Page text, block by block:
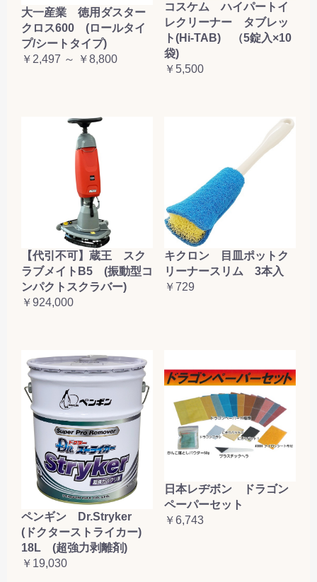
大一産業 徳用ダスター
クロス600 (ロールタイ
プ/シートタイプ)
￥2,497 ～ ￥8,800
コスケム ハイパートイ
レクリーナー タブレッ
ト(Hi-TAB) （5錠入×10
袋)
￥5,500
【代引不可】蔵王 スク
ラブメイトB5 (振動型コ
ンパクトスクラバー)
￥924,000
キクロン 目皿ポットク
リーナースリム 3本入
￥729
ペンギン Dr.Stryker
(ドクターストライカー)
18L (超強力剥離剤)
￥19,030
日本レヂボン ドラゴン
ペーパーセット
￥6,743